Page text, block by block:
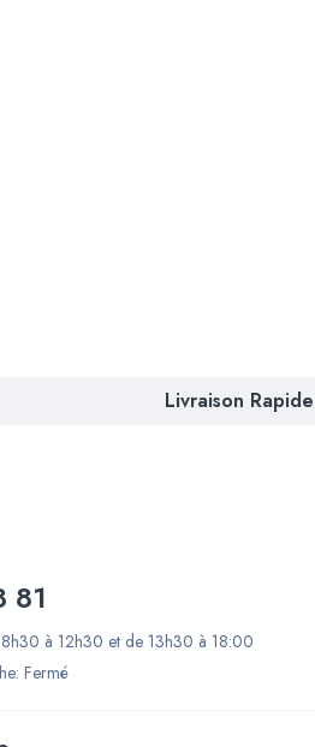
Livraison Rapide
81
à 12h30 et de 13h30 à 18:00
Fermé